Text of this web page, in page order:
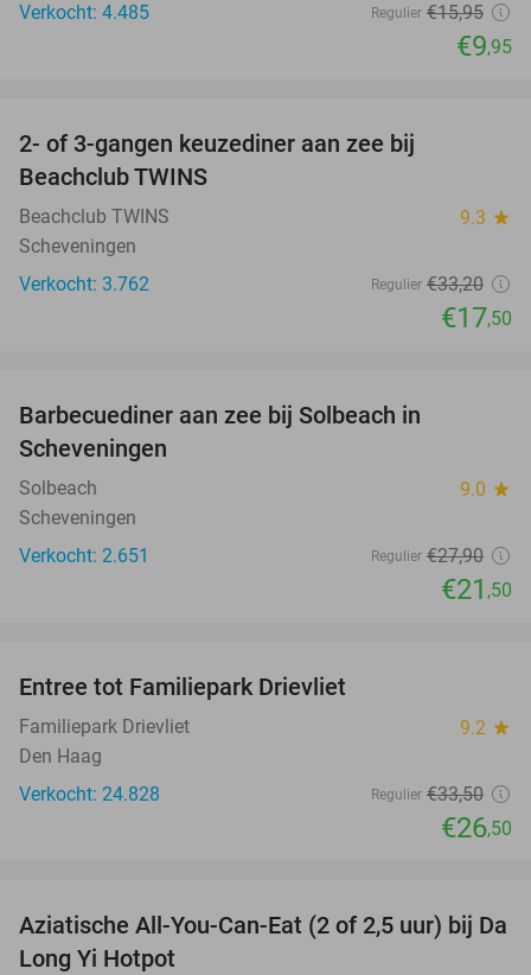
Verkocht: 4.485
Regulier €15,95
€9,95
2- of 3-gangen keuzediner aan zee bij
Beachclub TWINS
Beachclub TWINS 9.3 star
Scheveningen
Verkocht: 3.762
Regulier €33,20
€17,50
Barbecuediner aan zee bij Solbeach in
Scheveningen
Solbeach 9.0 star
Scheveningen
Verkocht: 2.651
Regulier €27,90
€21 ,50
Entree tot Familiepark Drievliet
Familiepark Drievliet 9.2 star
Den Haag
Verkocht: 24.828
Regulier €33,50
€26,50
30%
Aziatische All-You-Can-Eat (2 of 2,5 uur) bij Da
Long Yi Hotpot